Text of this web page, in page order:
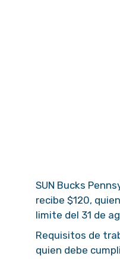
SUN Bucks
recibe $120,
limite del 31 de
Requisitos de
quien debe